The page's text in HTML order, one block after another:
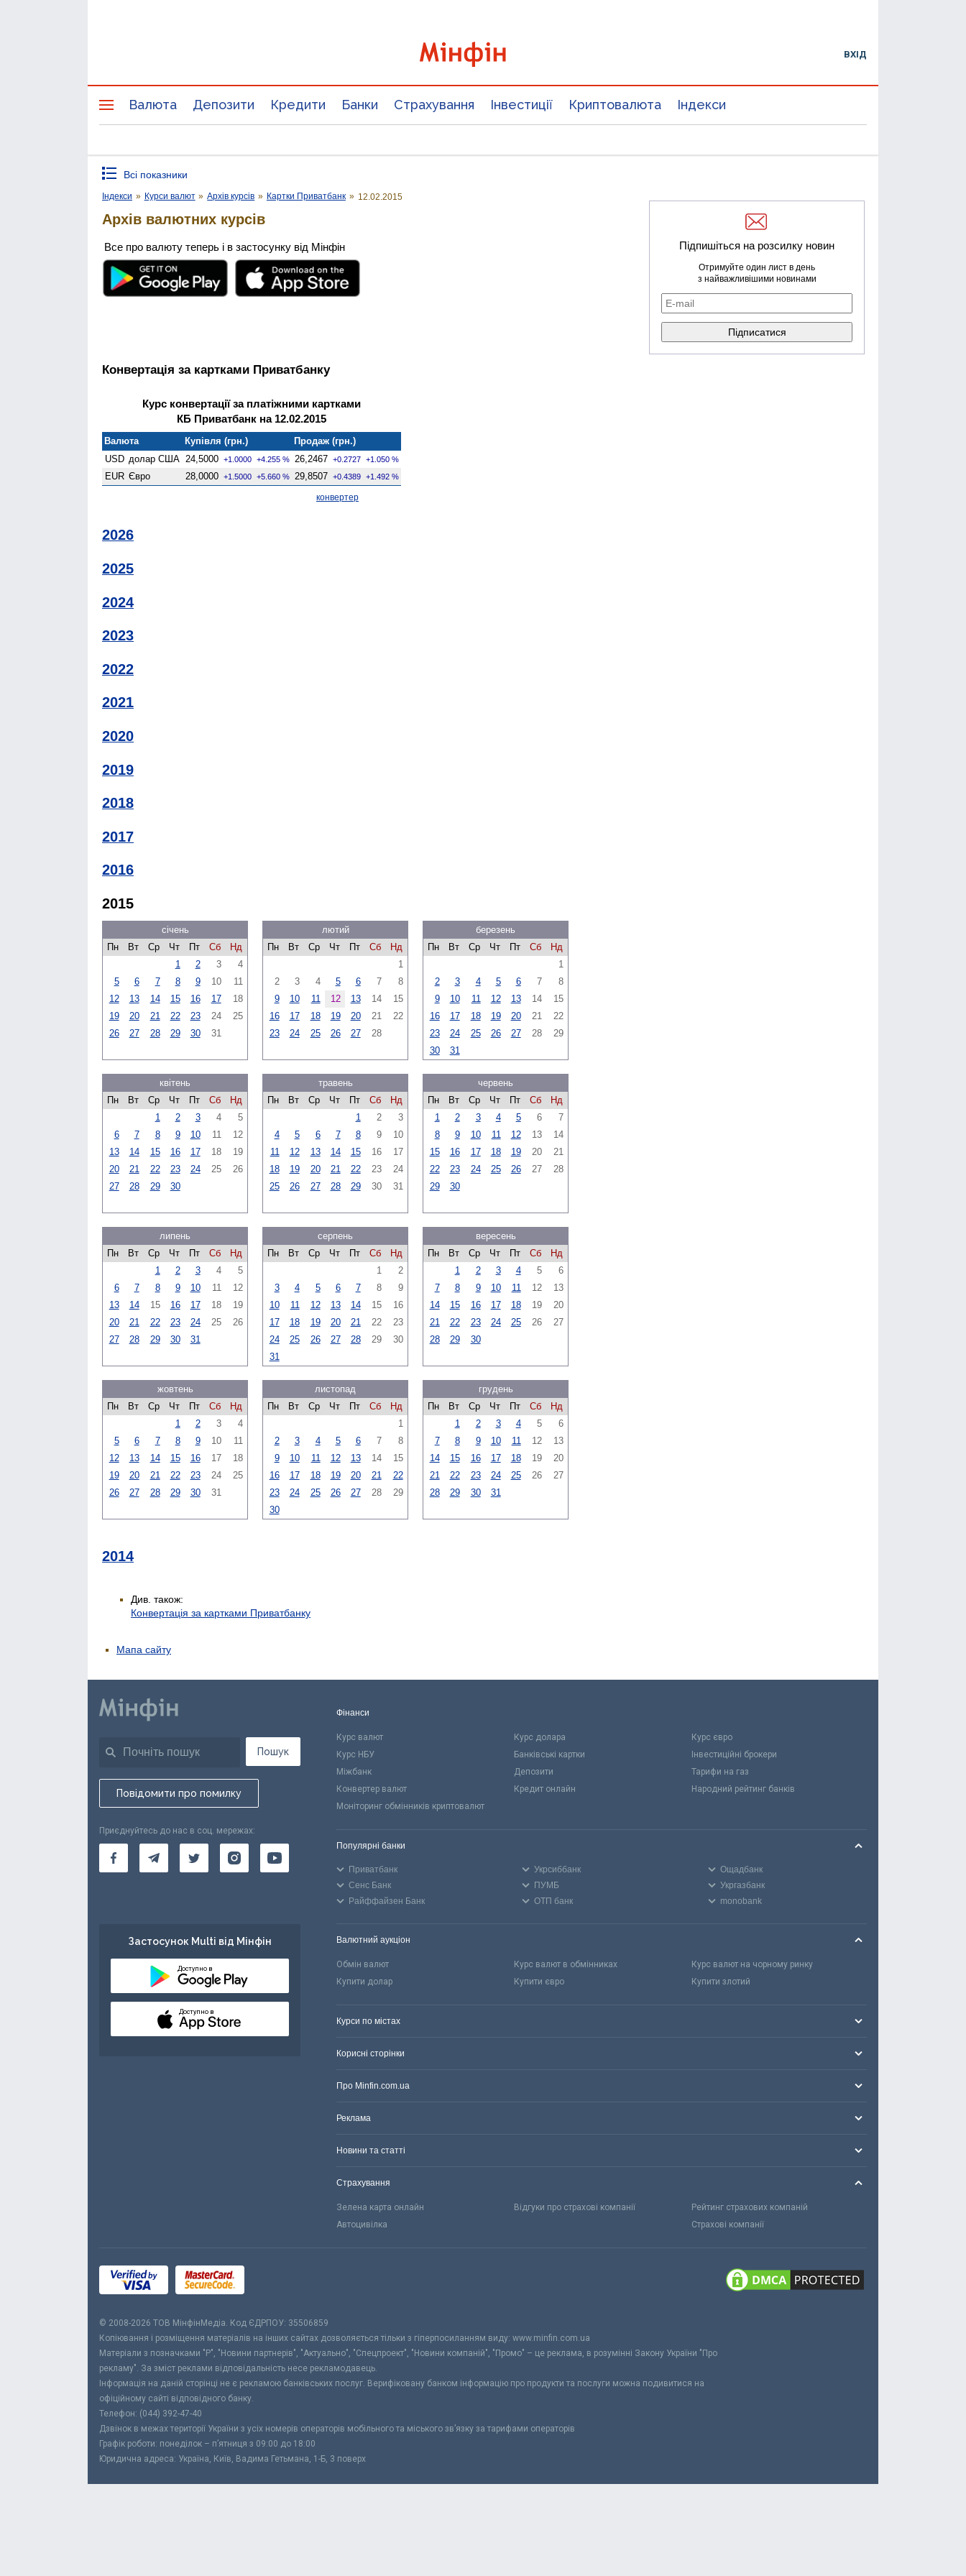
ВХІД
Валюта Депозити Кредити Банки Страхування Інвестиції Криптовалюта Індекси
Всі показники
Індекси » Курси валют » Архів курсів » Картки Приватбанк » 12.02.2015
Архів валютних курсів
Все про валюту теперь і в застосунку від Мінфін
Конвертація за картками Приватбанку
Курс конвертації за платіжними картками
КБ Приватбанк на 12.02.2015
Валюта Купівля (грн.)
Продаж (грн.)
USD долар США 24,5000 +1.0000 +4.255 % 26,2467 +0.2727 +1.050 %
EUR Євро 28,0000 +1.5000 +5.660 % 29,8507 +0.4389 +1.492 %
конвертер
2026
2025
2024
2023
2022
2021
2020
2019
2018
2017
2016
2015
січень
Пн
Вт Ср Чт Пт Сб
Нд
1
2 3
4
5
6 7 8 9 10
11
12
13 14 15 16 17
18
19
20 21 22 23 24
25
26
27 28 29 30 31
лютий
Пн
Вт Ср Чт Пт Сб
Нд
1
2
3 4 5 6 7
8
9
10 11 12 13 14
15
16
17 18 19 20 21
22
23
24 25 26 27 28
березень
Пн
Вт Ср Чт Пт Сб
Нд
1
2
3 4 5 6 7
8
9
10 11 12 13 14
15
16
17 18 19 20 21
22
23
24 25 26 27 28
29
30
31
квітень
Пн
Вт Ср Чт Пт Сб
Нд
1
2 3 4
5
6
7 8 9 10 11
12
13
14 15 16 17 18
19
20
21 22 23 24 25
26
27
28 29 30
травень
Пн
Вт Ср Чт Пт Сб
Нд
1
2
3
4
5 6 7 8 9
10
11
12 13 14 15 16
17
18
19 20 21 22 23
24
25
26 27 28 29 30 31
червень
Пн
Вт Ср Чт Пт Сб
Нд
1
2 3 4 5 6
7
8
9 10 11 12 13
14
15
16 17 18 19 20
21
22
23 24 25 26 27
28
29
30
липень
Пн
Вт Ср Чт Пт Сб
Нд
1
2 3 4
5
6
7 8 9 10 11
12
13
14 15 16 17 18
19
20
21 22 23 24 25
26
27
28 29 30 31
серпень
Пн
Вт Ср Чт Пт Сб
Нд
1
2
3
4 5 6 7 8
9
10
11 12 13 14 15
16
17
18 19 20 21 22
23
24
25 26 27 28 29
30
31
вересень
Пн
Вт Ср Чт Пт Сб
Нд
1
2 3 4 5
6
7
8 9 10 11 12
13
14
15 16 17 18 19
20
21
22 23 24 25 26
27
28
29 30
жовтень
Пн
Вт Ср Чт Пт Сб
Нд
1
2 3
4
5
6 7 8 9 10
11
12
13 14 15 16 17
18
19
20 21 22 23 24
25
26
27 28 29 30 31
листопад
Пн
Вт Ср Чт Пт Сб
Нд
1
2
3 4 5 6 7
8
9
10 11 12 13 14
15
16
17 18 19 20 21
22
23
24 25 26 27 28
29
30
грудень
Пн
Вт Ср Чт Пт Сб
Нд
1
2 3 4 5
6
7
8 9 10 11 12
13
14
15 16 17 18 19
20
21
22 23 24 25 26
27
28
29 30 31
2014
Див. також:
Конвертація за картками Приватбанку
Підпишіться на розсилку новин
Отримуйте один лист в день
з найважливішими новинами
Мапа сайту
Пошук
Повідомити про помилку
Приєднуйтесь до нас в соц. мережах:
Застосунок Multi від Мінфін
Доступно в
Доступно в
Фінанси
Курс валют Курс долара
Курс євро
Курс НБУ
Банківські картки
Інвестиційні брокери
Міжбанк
Депозити
Тарифи на газ
Конвертер валют
Кредит онлайн
Народний рейтинг банків
Моніторинг обмінників криптовалют
Популярні банки
Приватбанк Укрсиббанк
Ощадбанк
Сенс Банк
ПУМБ
Укргазбанк
Райффайзен Банк
ОТП банк monobank
Валютний аукціон
Обмін валют Курс валют в обмінниках
Курс валют на чорному ринку
Купити долар
Купити євро Купити злотий
Курси по містах
Корисні сторінки
Про Minfin.com.ua
Реклама
Новини та статті
Страхування
Зелена карта онлайн Відгуки про страхові компанії
Рейтинг страхових компаній
Автоцивілка
Страхові компанії
© 2008-2026 ТОВ МiнфiнМедiа. Код ЄДРПОУ: 35506859
Копіювання і розміщення матеріалів на інших сайтах дозволяється тільки з гіперпосиланням виду: www.minfin.com.ua
Матеріали з позначками "Р", "Новини партнерів", "Актуально", "Спецпроект", "Новини компаній", "Промо" – це реклама, в розумінні Закону України "Про
рекламу". За зміст реклами відповідальність несе рекламодавець.
Інформація на даній сторінці не є рекламою банківських послуг. Верифіковану банком інформацію про продукти та послуги можна подивитися на
офіційному сайті відповідного банку.
Телефон: (044) 392-47-40
Дзвінок в межах території України з усіх номерів операторів мобільного та міського зв’язку за тарифами операторів
Графік роботи: понеділок – п’ятниця з 09:00 до 18:00
Юридична адреса: Україна, Київ, Вадима Гетьмана, 1-Б, 3 поверх